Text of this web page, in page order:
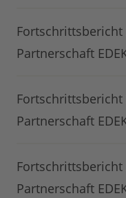
Partnerschaft
Partnerschaft
Fortschrittsbericht
Partnerschaft